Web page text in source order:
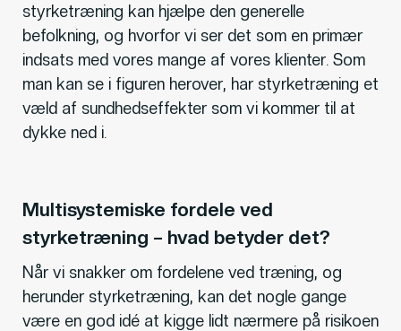
styrketræning kan hjælpe den generelle
befolkning, og hvorfor vi ser det som en primær
indsats med vores mange af vores klienter. Som
man kan se i figuren herover, har styrketræning et
væld af sundhedseffekter som vi kommer til at
dykke ned i.
Multisystemiske fordele ved
styrketræning – hvad betyder det?
Når vi snakker om fordelene ved træning, og
herunder styrketræning, kan det nogle gange
være en god idé at kigge lidt nærmere på risikoen